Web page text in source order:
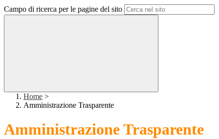
Campo di ricerca per le pagine del sito
Home >
Amministrazione Trasparente
Amministrazione Trasparente